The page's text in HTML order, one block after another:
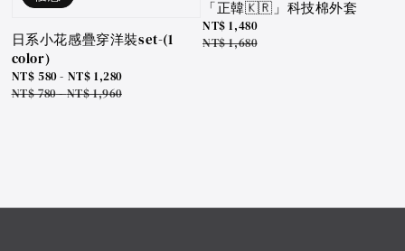
日系小花感疊穿洋裝set-(1
color)
Sale
price
NT$ 580- NT$ 1,280
Regular
NT$ 780-NT$ 1,960
「正韓🇰🇷」科技棉外套
Sale
price
NT$ 1,480
Regular
NT$ 1,680